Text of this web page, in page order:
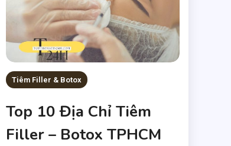
Tiêm Filler & Botox
Top 10 Địa Chỉ Tiêm
Filler – Botox TPHCM